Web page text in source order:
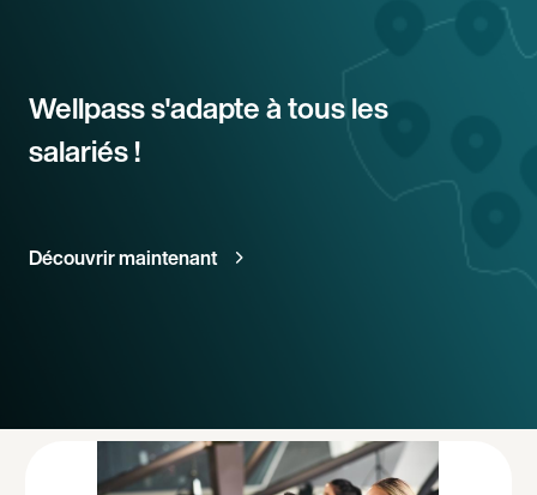
Wellpass s'adapte à tous les
salariés !
Découvrir maintenant